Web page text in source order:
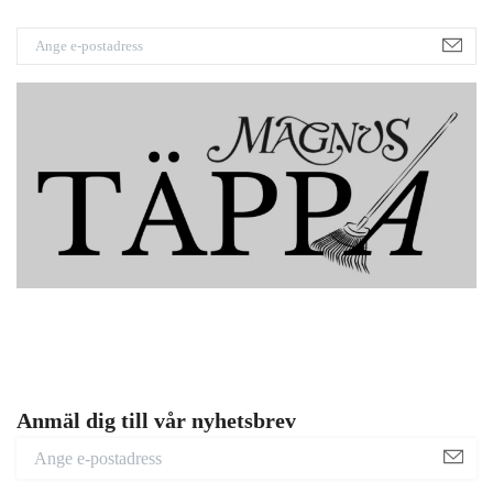
Anmäl dig till vår nyhetsbrev